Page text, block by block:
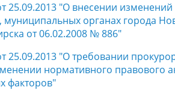
25.09.2013 "О внесении
муниципальных органах города
от 06.02.2008 № 886"
25.09.2013 "О требовании
нормативного правового
факторов"